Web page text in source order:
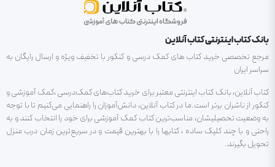
بانک کتاب اینترنتی کتاب آنلاین
مرجع تخصصی خرید کتاب های کمک درسی و کنکور با تخفیف ویژه و ارسال رایگان به
سراسر ایران
کتاب آنلاین، بانک کتاب اینترنتی معتبر برای خرید کتاب‌های کمک‌درسی ،کمک آموزشی و
کنکور از ناشران برتر است.ما در کتاب آنلاین، دانش‌آموزان را راهنمایی می‌کنیم تا با توجه
به وضعیت تحصیلیشان، مناسب‌ترین کتاب کمک آموزشی برای خود را انتخاب کنند و به
راحتی و با چند کلیک ساده ، کتابها را با بهترین قیمت و در سریع‌ترین زمان درب منزل
تحویل بگیرند.